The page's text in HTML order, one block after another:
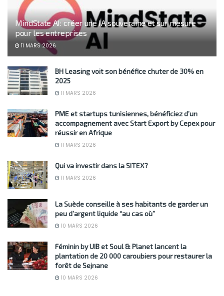
MindState AI: créer une IA souveraine et sur mesure
pour les entreprises
11 MARS 2026
BH Leasing voit son bénéfice chuter de 30% en
2025
11 MARS 2026
PME et startups tunisiennes, bénéficiez d’un
accompagnement avec Start Export by Cepex pour
réussir en Afrique
11 MARS 2026
Qui va investir dans la SITEX?
11 MARS 2026
La Suède conseille à ses habitants de garder un
peu d’argent liquide “au cas où”
10 MARS 2026
Féminin by UIB et Soul & Planet lancent la
plantation de 20 000 caroubiers pour restaurer la
forêt de Sejnane
10 MARS 2026